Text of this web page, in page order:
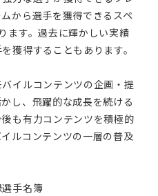
から選手を獲得できるスペ
ます。過去に輝かしい実績
獲得することもあります。
イルコンテンツの企画・提
し、飛躍的な成長を続ける
も有力コンテンツを積極的
ルコンテンツの一層の普及
手名簿